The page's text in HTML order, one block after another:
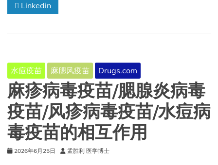
腮
腺
苗/
风
疹
病
毒
疫
苗/
水
痘
病
Linkedin
水痘疫苗 麻腮风疫苗 Drugs.com
麻疹病毒疫苗/腮腺炎病毒
疫苗/风疹病毒疫苗/水痘病
毒疫苗的相互作用
2026年6月25日 孟胜利 医学博士